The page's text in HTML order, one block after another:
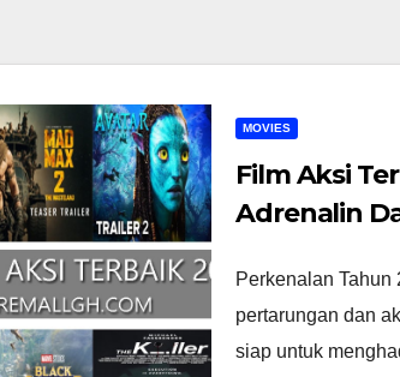
MOVIES
Film Aksi
Adrenalin
Perkenalan
pertarungan dan
siap untuk